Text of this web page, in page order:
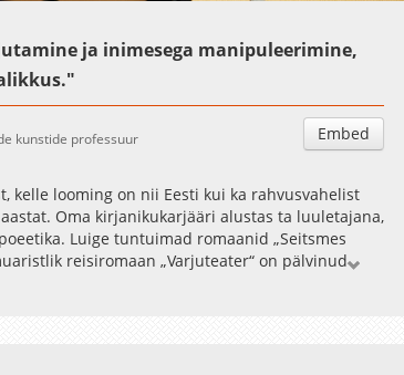
ja inimesega manipuleerimine,
Embed
kunstide professuur
kelle looming on nii Eesti kui ka rahvusvahelist
Oma kirjanikukarjääri alustas ta luuletajana,
Luige tuntuimad romaanid „Seitsmes
reisiromaan „Varjuteater“ on pälvinud